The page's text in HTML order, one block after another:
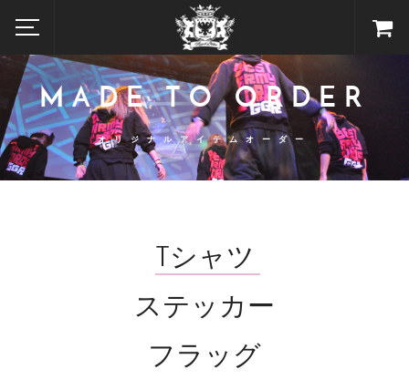
MADE TO ORDER
オリジナルアイテムオーダー
Tシャツ
ステッカー
フラッグ